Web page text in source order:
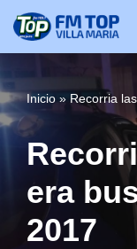
contenido
Inicio » Recorria
era
2017